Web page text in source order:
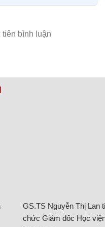
GS.TS Nguyễn Thị Lan
chức Giám đốc Học